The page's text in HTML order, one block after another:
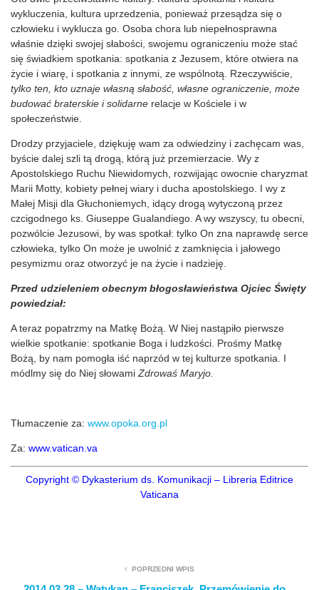
wykluczenia, kultura uprzedzenia, ponieważ przesądza się o
człowieku i wyklucza go. Osoba chora lub niepełnosprawna
właśnie dzięki swojej słabości, swojemu ograniczeniu może stać
się świadkiem spotkania: spotkania z Jezusem, które otwiera na
życie i wiarę, i spotkania z innymi, ze wspólnotą. Rzeczywiście,
tylko ten, kto uznaje własną słabość, własne ograniczenie, może
budować braterskie i solidarne relacje w Kościele i w
społeczeństwie.
Drodzy przyjaciele, dziękuję wam za odwiedziny i zachęcam was,
byście dalej szli tą drogą, którą już przemierzacie. Wy z
Apostolskiego Ruchu Niewidomych, rozwijając owocnie charyzmat
Marii Motty, kobiety pełnej wiary i ducha apostolskiego. I wy z
Małej Misji dla Głuchoniemych, idący drogą wytyczoną przez
czcigodnego ks. Giuseppe Gualandiego. A wy wszyscy, tu obecni,
pozwólcie Jezusowi, by was spotkał: tylko On zna naprawdę serce
człowieka, tylko On może je uwolnić z zamknięcia i jałowego
pesymizmu oraz otworzyć je na życie i nadzieję.
Przed udzieleniem obecnym błogosławieństwa Ojciec Święty
powiedział:
A teraz popatrzmy na Matkę Bożą. W Niej nastąpiło pierwsze
wielkie spotkanie: spotkanie Boga i ludzkości. Prośmy Matkę
Bożą, by nam pomogła iść naprzód w tej kulturze spotkania. I
módlmy się do Niej słowami Zdrowaś Maryjo.
Tłumaczenie za: www.opoka.org.pl
Za: www.vatican.va
Copyright © Dykasterium ds. Komunikacji – Libreria Editrice
Vaticana
POPRZEDNI WPIS